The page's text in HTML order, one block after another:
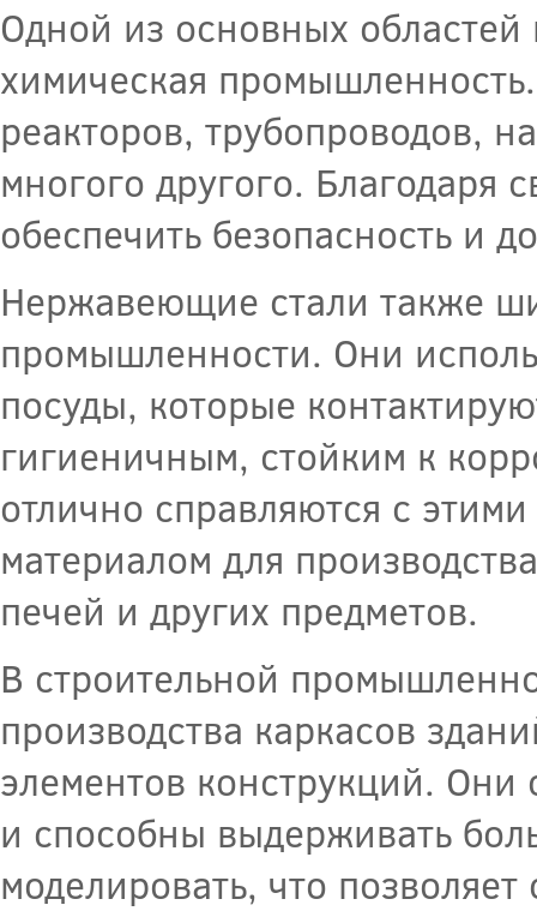
Одной из основных
химическая
реакторов, трубопроводов,
многого другого. Благодаря
обеспечить безопасность и
Нержавеющие стали также
промышленности. Они
посуды, которые
гигиеничным, стойким к
отлично справляются с
материалом для
печей и других предметов.
В строительной
производства каркасов
элементов конструкций.
и способны выдерживать
моделировать, что